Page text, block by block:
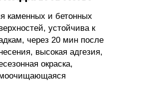
каменных и бетонных
устойчива к
через 20 мин после
высокая адгезия,
окраска,